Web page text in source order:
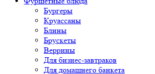
Бургеры
Круассаны
Блины
Брускеты
Веррины
Для бизнес-завтраков
Для домашнего банкета